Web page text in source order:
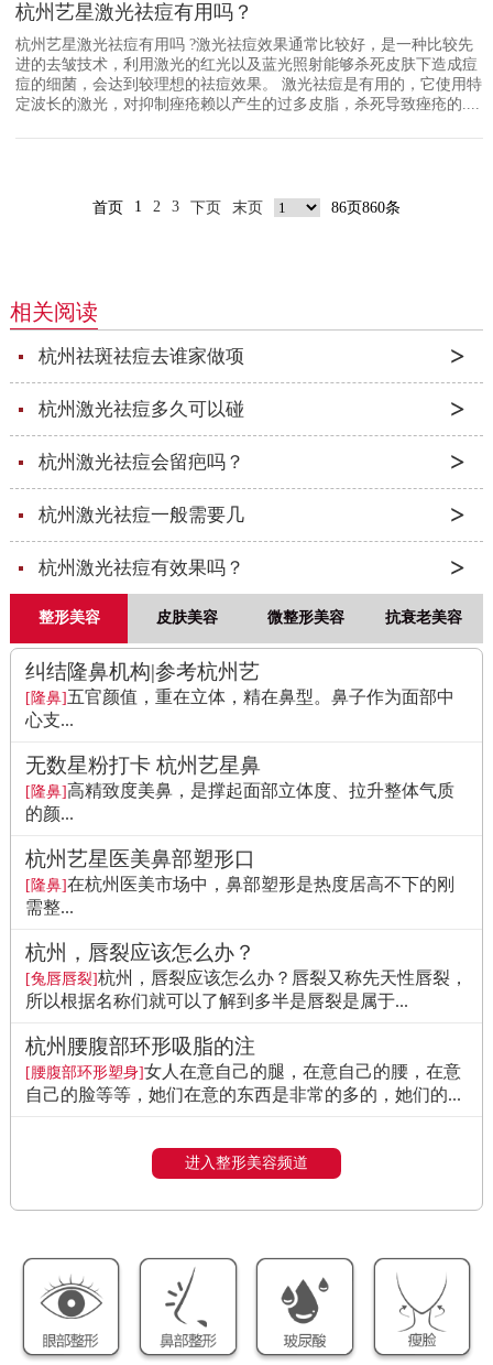
杭州艺星激光祛痘有用吗？
杭州艺星激光祛痘有用吗 ?激光祛痘效果通常比较好，是一种比较先
进的去皱技术，利用激光的红光以及蓝光照射能够杀死皮肤下造成痘
痘的细菌，会达到较理想的祛痘效果。 激光祛痘是有用的，它使用特
定波长的激光，对抑制痤疮赖以产生的过多皮脂，杀死导致痤疮的....
首页 1 2 3 下页 末页 86页860条
相关阅读
杭州祛斑祛痘去谁家做项
杭州激光祛痘多久可以碰
杭州激光祛痘会留疤吗？
杭州激光祛痘一般需要几
杭州激光祛痘有效果吗？
整形美容 皮肤美容 微整形美容 抗衰老美容
纠结隆鼻机构|参考杭州艺
[隆鼻]五官颜值，重在立体，精在鼻型。鼻子作为面部中
心支...
无数星粉打卡 杭州艺星鼻
[隆鼻]高精致度美鼻，是撑起面部立体度、拉升整体气质
的颜...
杭州艺星医美鼻部塑形口
[隆鼻]在杭州医美市场中，鼻部塑形是热度居高不下的刚
需整...
杭州，唇裂应该怎么办？
[兔唇唇裂]杭州，唇裂应该怎么办？唇裂又称先天性唇裂，
所以根据名称们就可以了解到多半是唇裂是属于...
杭州腰腹部环形吸脂的注
[腰腹部环形塑身]女人在意自己的腿，在意自己的腰，在意
自己的脸等等，她们在意的东西是非常的多的，她们的...
进入整形美容频道